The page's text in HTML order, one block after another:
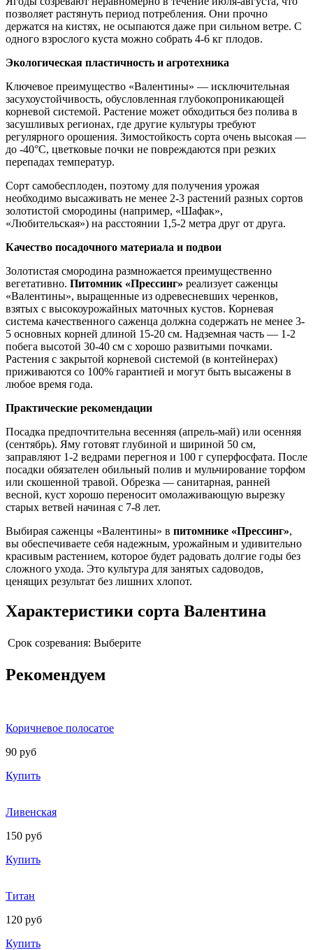
позволяет растянуть период потребления. Они прочно
держатся на кистях, не осыпаются даже при сильном ветре. С
одного взрослого куста можно собрать 4-6 кг плодов.
Экологическая пластичность и агротехника
Ключевое преимущество «Валентины» — исключительная
засухоустойчивость, обусловленная глубокопроникающей
корневой системой. Растение может обходиться без полива в
засушливых регионах, где другие культуры требуют
регулярного орошения. Зимостойкость сорта очень высокая —
до -40°C, цветковые почки не повреждаются при резких
перепадах температур.
Сорт самобесплоден, поэтому для получения урожая
необходимо высаживать не менее 2-3 растений разных сортов
золотистой смородины (например, «Шафак»,
«Любительская») на расстоянии 1,5-2 метра друг от друга.
Качество посадочного материала и подвои
Золотистая смородина размножается преимущественно
вегетативно. Питомник «Прессинг» реализует саженцы
«Валентины», выращенные из одревесневших черенков,
взятых с высокоурожайных маточных кустов. Корневая
система качественного саженца должна содержать не менее 3-
5 основных корней длиной 15-20 см. Надземная часть — 1-2
побега высотой 30-40 см с хорошо развитыми почками.
Растения с закрытой корневой системой (в контейнерах)
приживаются со 100% гарантией и могут быть высажены в
любое время года.
Практические рекомендации
Посадка предпочтительна весенняя (апрель-май) или осенняя
(сентябрь). Яму готовят глубиной и шириной 50 см,
заправляют 1-2 ведрами перегноя и 100 г суперфосфата. После
посадки обязателен обильный полив и мульчирование торфом
или скошенной травой. Обрезка — санитарная, ранней
весной, куст хорошо переносит омолаживающую вырезку
старых ветвей начиная с 7-8 лет.
Выбирая саженцы «Валентины» в питомнике «Прессинг»,
вы обеспечиваете себя надежным, урожайным и удивительно
красивым растением, которое будет радовать долгие годы без
сложного ухода. Это культура для занятых садоводов,
ценящих результат без лишних хлопот.
Характеристики сорта Валентина
Срок созревания: Выберите
Рекомендуем
Коричневое полосатое
90 руб
Купить
Ливенская
150 руб
Купить
Титан
120 руб
Купить